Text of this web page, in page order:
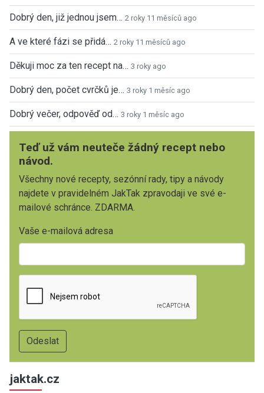
Dobrý den, již jednou jsem… 2 roky 11 měsíců ago
A ve které fázi se přidá… 2 roky 11 měsíců ago
Děkuji moc za ten recept na… 3 roky ago
Dobrý den, počet cvrčků je… 3 roky 1 měsíc ago
Dobrý večer, odpověď od… 3 roky 1 měsíc ago
Teď už vám neuteče žádný recept nebo
návod.
Všechny nové recepty, sezónní rady, tipy a návody
najdete v pravidelném JakTak zpravodaji ve své e-
mailové schránce. ZDARMA.
Vaše e-mailová adresa
jaktak.cz